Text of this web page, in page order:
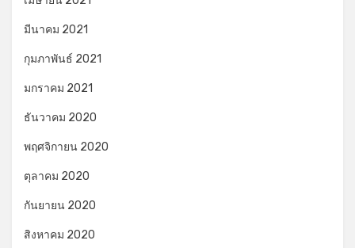
มีนาคม 2021
กุมภาพันธ์ 2021
มกราคม 2021
ธันวาคม 2020
พฤศจิกายน 2020
ตุลาคม 2020
กันยายน 2020
สิงหาคม 2020